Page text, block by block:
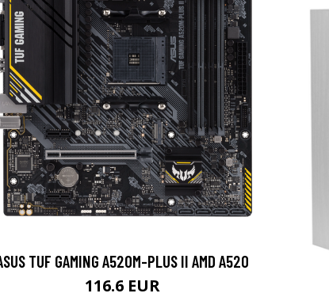
TUF GAMING A520M-PLUS II AMD A520
116.6 EUR